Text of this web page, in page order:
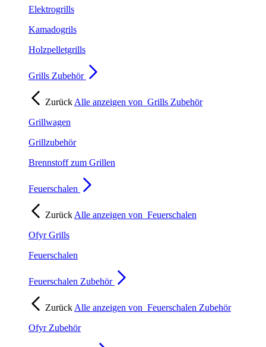
Elektrogrills
Kamadogrils
Holzpelletgrills
Grills Zubehör
Zurück Alle anzeigen von Grills Zubehör
Grillwagen
Grillzubehör
Brennstoff zum Grillen
Feuerschalen
Zurück Alle anzeigen von Feuerschalen
Ofyr Grills
Feuerschalen
Feuerschalen Zubehör
Zurück Alle anzeigen von Feuerschalen Zubehör
Ofyr Zubehör